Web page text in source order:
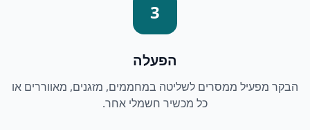
3
הפעלה
הבקר מפעיל ממסרים לשליטה במחממים, מזגנים, מאווררים או
כל מכשיר חשמלי אחר.